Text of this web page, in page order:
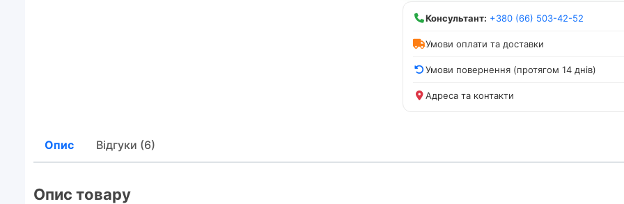
Консультант: +380 (66) 503-42-52
Умови оплати та доставки
Умови повернення (протягом 14 днів)
Адреса та контакти
Опис Відгуки (6)
Опис товару